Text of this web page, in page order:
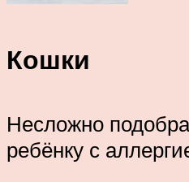
Кошки
Несложно
ребёнку с